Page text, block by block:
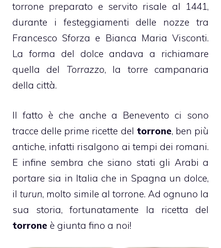
torrone preparato e servito risale al 1441,
durante i festeggiamenti delle nozze tra
Francesco Sforza e Bianca Maria Visconti.
La forma del dolce andava a richiamare
quella del Torrazzo, la torre campanaria
della città.
Il fatto è che anche a Benevento ci sono
tracce delle prime ricette del torrone, ben più
antiche, infatti risalgono ai tempi dei romani.
E infine sembra che siano stati gli Arabi a
portare sia in Italia che in Spagna un dolce,
il turun, molto simile al torrone. Ad ognuno la
sua storia, fortunatamente la ricetta del
torrone è giunta fino a noi!